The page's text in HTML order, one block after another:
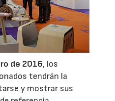
de 2016, los
tendrán la
y mostrar sus